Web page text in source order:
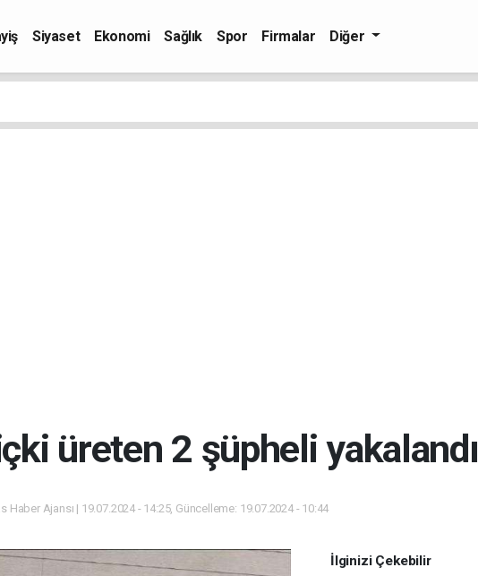
Siyaset Ekonomi Sağlık Spor Firmalar Diğer
üreten 2 şüpheli yakalandı
Haber Ajansı | 19.07.2024 - 14:25, Güncelleme: 19.07.2024 - 10:44
İlginizi Çekebilir